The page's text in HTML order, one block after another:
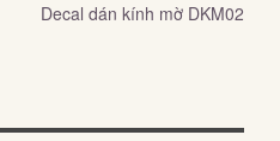
Decal dán kính mờ DKM02